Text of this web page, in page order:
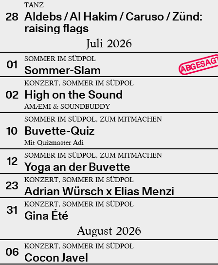
28
TANZ
Aldebs / Al Hakim / Caruso / Zünd:
raising flags
Juli 2026
01 SOMMER IM SÜDPOL
Sommer-Slam
02
KONZERT, SOMMER IM SÜDPOL
High on the Sound
AMÆMI & SOUNDBUDDY
10
SOMMER IM SÜDPOL, ZUM MITMACHEN
Buvette-Quiz
Mit Quizmaster Adi
12 SOMMER IM SÜDPOL, ZUM MITMACHEN
Yoga an der Buvette
23
KONZERT, SOMMER IM SÜDPOL
Adrian Würsch x Elias Menzi
31
KONZERT, SOMMER IM SÜDPOL
Gina Été
August 2026
06 KONZERT, SOMMER IM SÜDPOL
Cocon Javel